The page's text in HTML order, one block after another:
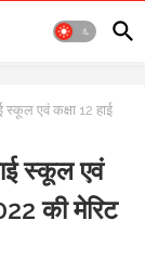
एवं कक्षा 12 हाई
स्कूल एवं
की मेरिट